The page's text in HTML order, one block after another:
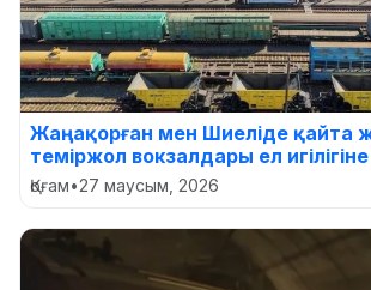
Жаңақорған мен Шиеліде қайта
теміржол вокзалдары ел игілігіне
Қоғам•27 маусым, 2026